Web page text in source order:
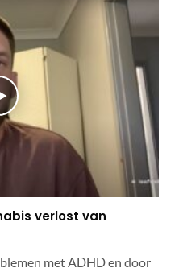
verlost van
met ADHD en door